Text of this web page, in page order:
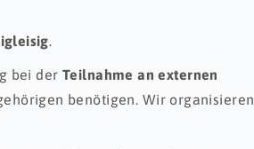
.
bei der Teilnahme an externen
benötigen. Wir organisieren